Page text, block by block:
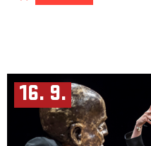
16. 9.